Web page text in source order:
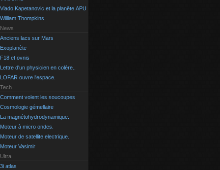
Vlado Kapetanovic et la planête APU
William Thompkins
News
Anciens lacs sur Mars
Exoplanète
F18 et ovnis
Lettre d'un physicien en colère..
LOFAR ouvre l'espace.
Tech
Comment volent les soucoupes
Cosmologie gémellaire
La magnétohydrodynamique.
Moteur à micro ondes.
Moteur de satellite electrique.
Moteur Vasimir
Ultra
3i atlas